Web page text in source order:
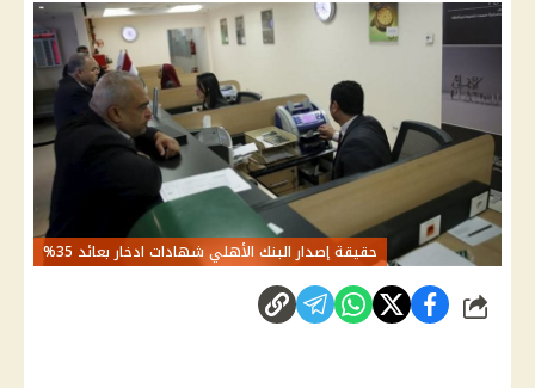
حقيقة إصدار البنك الأهلي شهادات ادخار بعائد 35%
شارك